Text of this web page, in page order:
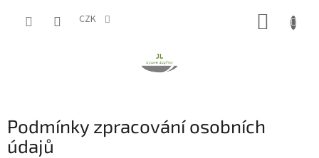
CZK
Podmínky zpracování osobních
údajů